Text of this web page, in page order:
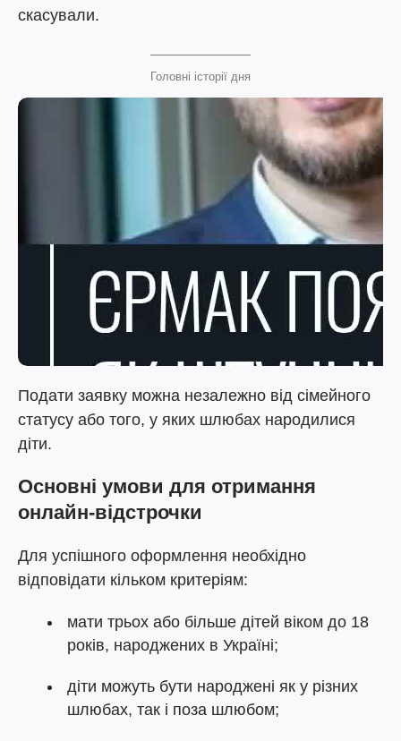
скасували.
Головні історії дня
Подати заявку можна незалежно від сімейного
статусу або того, у яких шлюбах народилися
діти.
Основні умови для отримання
онлайн-відстрочки
Для успішного оформлення необхідно
відповідати кільком критеріям:
мати трьох або більше дітей віком до 18
років, народжених в Україні;
діти можуть бути народжені як у різних
шлюбах, так і поза шлюбом;